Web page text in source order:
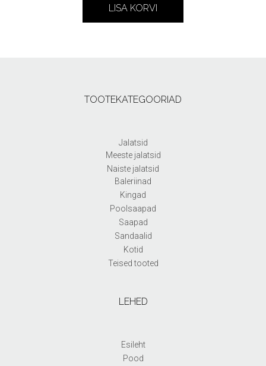
LISA KORVI
TOOTEKATEGOORIAD
Jalatsid
Meeste jalatsid
Naiste jalatsid
Baleriinad
Kingad
Poolsaapad
Saapad
Sandaalid
Kotid
Teised tooted
LEHED
Esileht
Pood